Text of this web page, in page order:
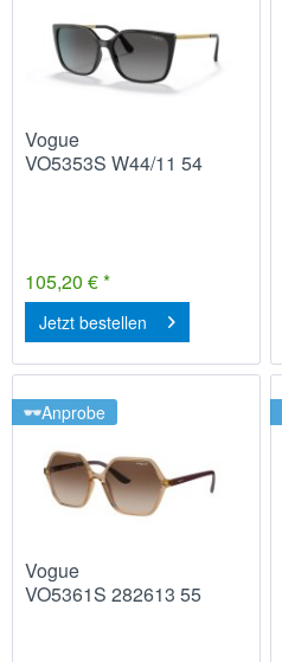
Vogue
VO5353S W44/11 54
105,20 € *
Jetzt bestellen
Anprobe
Vogue
VO5361S 282613 55